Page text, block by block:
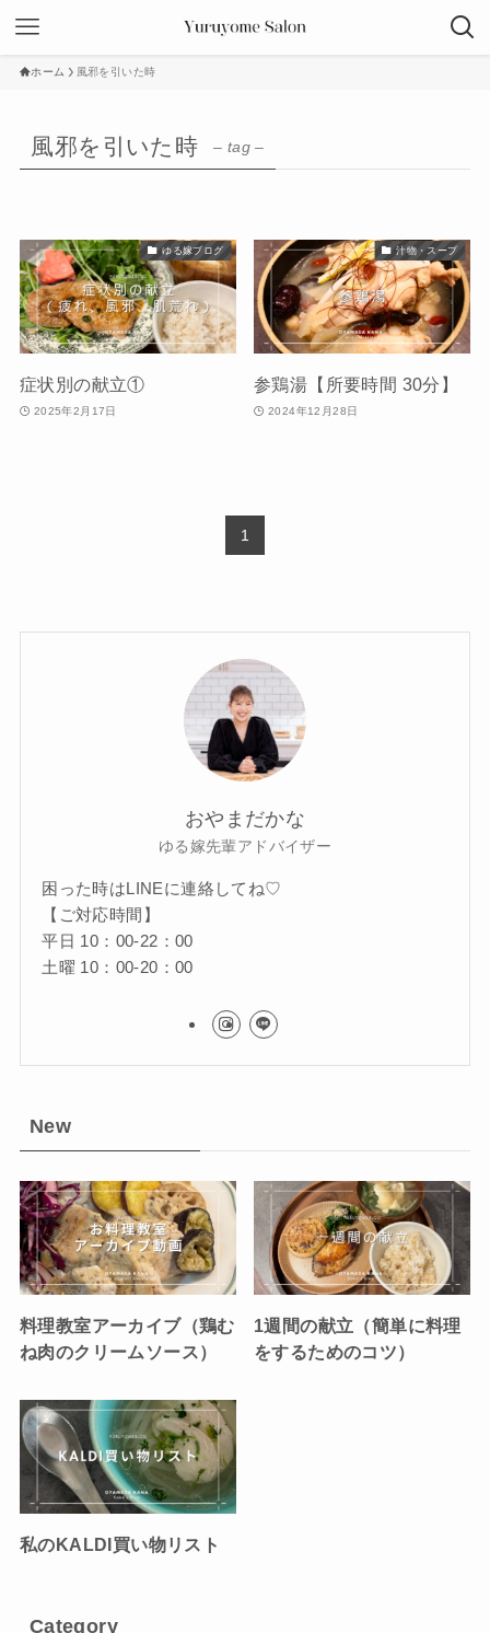
ホーム 風邪を引いた時
風邪を引いた時 – tag –
ゆる嫁ブログ
症状別の献立①
2025年2月17日
汁物・スープ
参鶏湯【所要時間 30分】
2024年12月28日
1
おやまだかな
ゆる嫁先輩アドバイザー
困った時はLINEに連絡してね♡
【ご対応時間】
平日 10：00-22：00
土曜 10：00-20：00
New
料理教室アーカイブ（鶏む
ね肉のクリームソース）
1週間の献立（簡単に料理
をするためのコツ）
私のKALDI買い物リスト
Category